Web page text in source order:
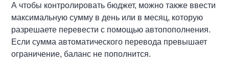
А чтобы контролировать бюджет, можно также ввести
максимальную сумму в день или в месяц, которую
разрешаете перевести с помощью автопополнения.
Если сумма автоматического перевода превышает
ограничение, баланс не пополнится.